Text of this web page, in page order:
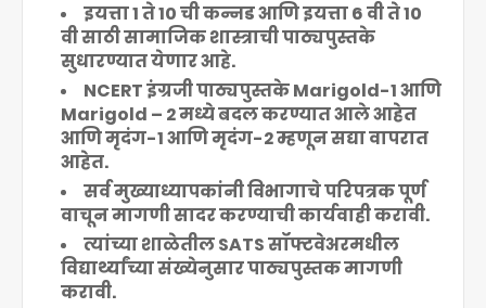
इयत्ता 1 ते 10 ची कन्नड आणि इयत्ता 6 वी ते 10
वी साठी सामाजिक शास्त्राची पाठ्यपुस्तके
सुधारण्यात येणार आहे.
NCERT इंग्रजी पाठ्यपुस्तके Marigold-1 आणि
Marigold – 2 मध्ये बदल करण्यात आले आहेत
आणि मृदंग-1 आणि मृदंग-2 म्हणून सद्या वापरात
आहेत.
सर्व मुख्याध्यापकांनी विभागाचे परिपत्रक पूर्ण
वाचून मागणी सादर करण्याची कार्यवाही करावी.
त्यांच्या शाळेतील SATS सॉफ्टवेअरमधील
विद्यार्थ्यांच्या संख्येनुसार पाठ्यपुस्तक मागणी
करावी.